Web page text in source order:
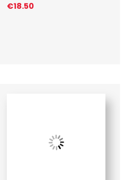
€18.50